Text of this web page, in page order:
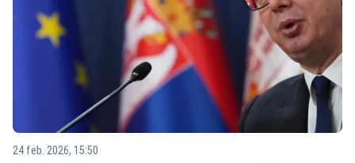
24 feb. 2026, 15:50